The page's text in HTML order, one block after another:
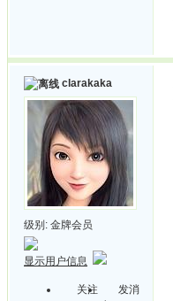
clarakaka
级别: 金牌会员
显示用户信息
关注
发消